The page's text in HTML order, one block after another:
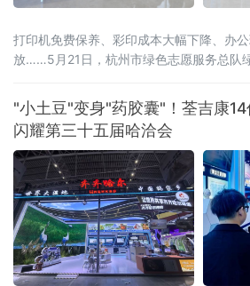
打印机免费保养、彩印成本大幅下降、办
放……5月21日，杭州市绿色志愿服务总队
设备有限公司等机构，组织志愿者走进滨
大科技园开展绿色办公主题惠企服务。由
与杭州神驰数码办公设备有限公司共同推进
点，该方案以独家冷
"小土豆"变身"药胶囊"！荃吉康
闪耀第三十五届哈洽会